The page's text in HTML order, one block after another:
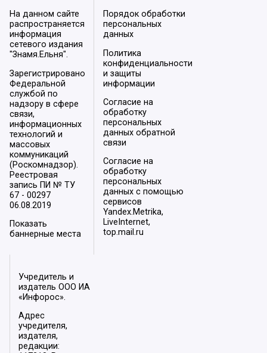
На данном сайте
распространяется
информация
сетевого издания
"Знамя.Ельня".
Зарегистрировано
Федеральной
службой по
надзору в сфере
связи,
информационных
технологий и
массовых
коммуникаций
(Роскомнадзор).
Реестровая
запись ПИ № ТУ
67 - 00297
06.08.2019
Показать
баннерные места
Порядок обработки
персональных
данных
Политика
конфиденциальности
и защиты
информации
Согласие на
обработку
персональных
данных обратной
связи
Согласие на
обработку
персональных
данных с помощью
сервисов
Yandex.Metrika,
LiveInternet,
top.mail.ru
Учредитель и
издатель ООО ИА
«Инфорос».
Адрес
учредителя,
издателя,
редакции: